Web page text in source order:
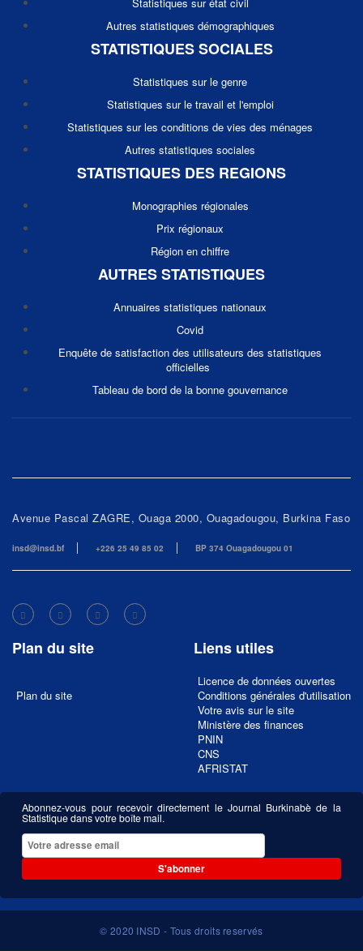
Autres statistiques démographiques
STATISTIQUES SOCIALES
Statistiques sur le genre
Statistiques sur le travail et l'emploi
Statistiques sur les conditions de vies des ménages
Autres statistiques sociales
STATISTIQUES DES REGIONS
Monographies régionales
Prix régionaux
Région en chiffre
AUTRES STATISTIQUES
Annuaires statistiques nationaux
Covid
Enquête de satisfaction des utilisateurs des statistiques
officielles
Tableau de bord de la bonne gouvernance
Avenue Pascal ZAGRE, Ouaga 2000, Ouagadougou, Burkina Faso
insd@insd.bf +226 25 49 85 02 BP 374 Ouagadougou 01
Plan du site
Plan du site
Liens utiles
Licence de données ouvertes
Conditions générales d'utilisation
Votre avis sur le site
Ministère des finances
PNIN
CNS
AFRISTAT
Abonnez-vous pour recevoir directement le Journal Burkinabè de la
Statistique dans votre boîte mail.
S'abonner
© 2020 INSD - Tous droits reservés